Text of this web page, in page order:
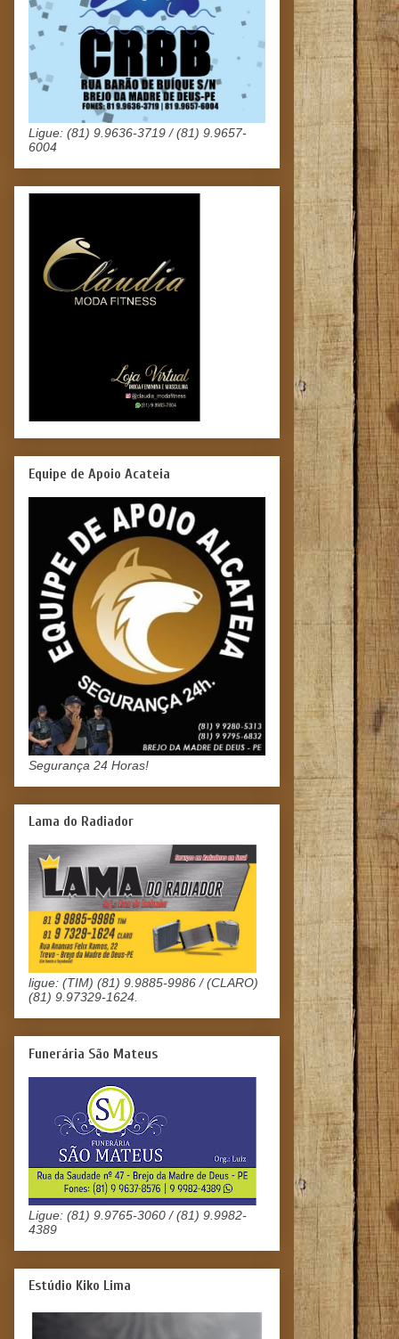
Ligue: (81) 9.9636-3719 / (81) 9.9657-
6004
Equipe de Apoio Acateia
Segurança 24 Horas!
Lama do Radiador
ligue: (TIM) (81) 9.9885-9986 / (CLARO)
(81) 9.97329-1624.
Funerária São Mateus
Ligue: (81) 9.9765-3060 / (81) 9.9982-
4389
Estúdio Kiko Lima